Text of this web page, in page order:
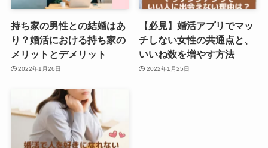
持ち家の男性との結婚はあ
り？婚活における持ち家の
メリットとデメリット
2022年1月26日
【必見】婚活アプリでマッ
チしない女性の共通点と、
いいね数を増やす方法
2022年1月25日